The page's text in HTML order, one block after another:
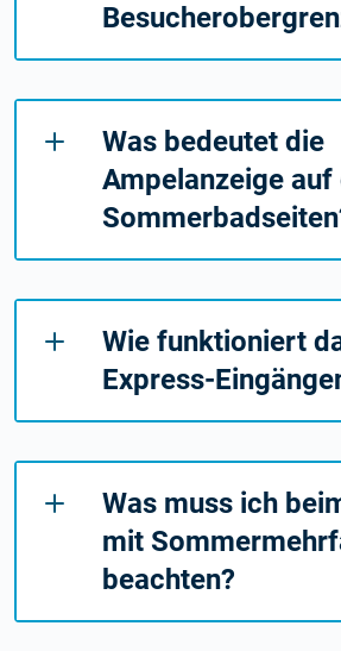
Was bedeutet die
Ampelanzeige auf
Wie funktioniert
Express-
Was muss ich
mit
beachten?